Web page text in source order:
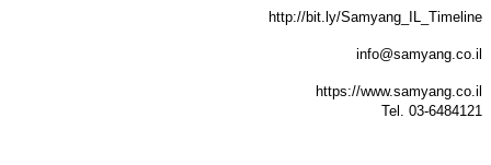
http://bit.ly/Samyang_IL_Timeline
info@samyang.co.il
https://www.samyang.co.il
Tel. 03-6484121